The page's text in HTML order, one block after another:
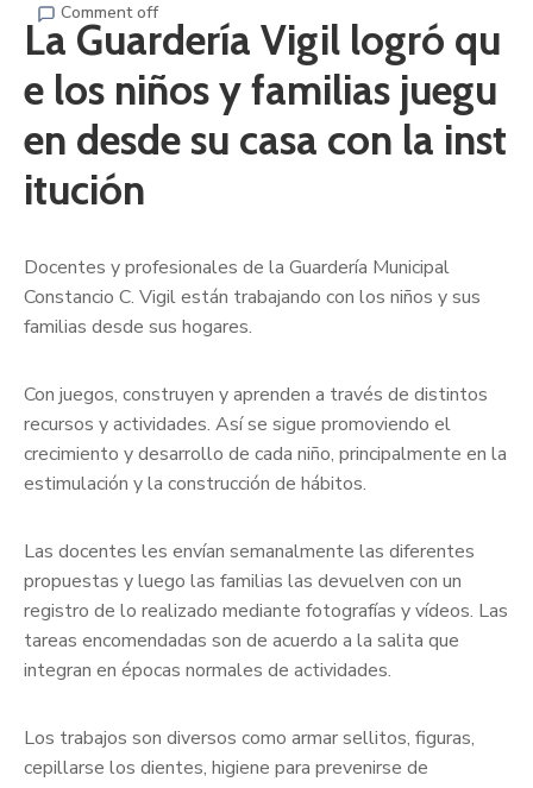
Comment off
La Guardería Vigil logró qu
e los niños y familias juegu
en desde su casa con la inst
itución
Docentes y profesionales de la Guardería Municipal
Constancio C. Vigil están trabajando con los niños y sus
familias desde sus hogares.
Con juegos, construyen y aprenden a través de distintos
recursos y actividades. Así se sigue promoviendo el
crecimiento y desarrollo de cada niño, principalmente en la
estimulación y la construcción de hábitos.
Las docentes les envían semanalmente las diferentes
propuestas y luego las familias las devuelven con un
registro de lo realizado mediante fotografías y vídeos. Las
tareas encomendadas son de acuerdo a la salita que
integran en épocas normales de actividades.
Los trabajos son diversos como armar sellitos, figuras,
cepillarse los dientes, higiene para prevenirse de